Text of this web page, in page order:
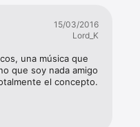
15/03/2016
Lord_K
una música que
que soy nada amigo
el concepto.